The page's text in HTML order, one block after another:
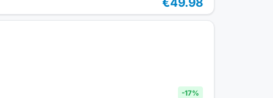
-17%